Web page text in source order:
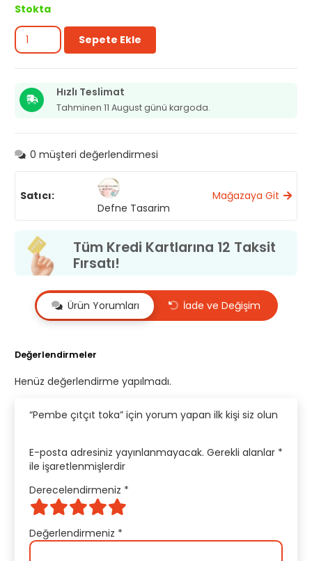
Stokta
Pembe
çıtçıt
Sepete Ekle
Hızlı Teslimat
Tahminen 11 August günü kargoda.
0 müşteri değerlendirmesi
Satıcı:
Defne Tasarim
Mağazaya Git
Tüm Kredi Kartlarına 12 Taksit
Fırsatı!
Ürün Yorumları İade ve Değişim
Değerlendirmeler
Henüz değerlendirme yapılmadı.
“Pembe çıtçıt toka” için yorum yapan ilk kişi siz olun
E-posta adresiniz yayınlanmayacak. Gerekli alanlar *
ile işaretlenmişlerdir
Derecelendirmeniz *
Değerlendirmeniz *